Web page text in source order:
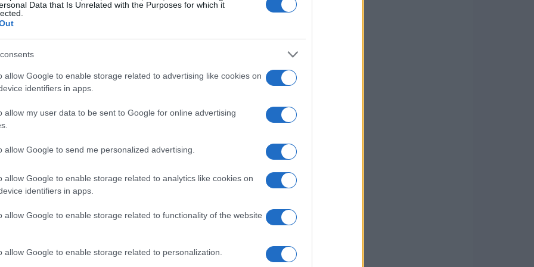
Data that Is Unrelated with the Purposes for which it
allow Google to enable storage related to advertising like cookies on
identifiers in apps.
allow my user data to be sent to Google for online advertising
allow Google to send me personalized advertising.
allow Google to enable storage related to analytics like cookies on
identifiers in apps.
allow Google to enable storage related to functionality of the website
allow Google to enable storage related to personalization.
anticipados.